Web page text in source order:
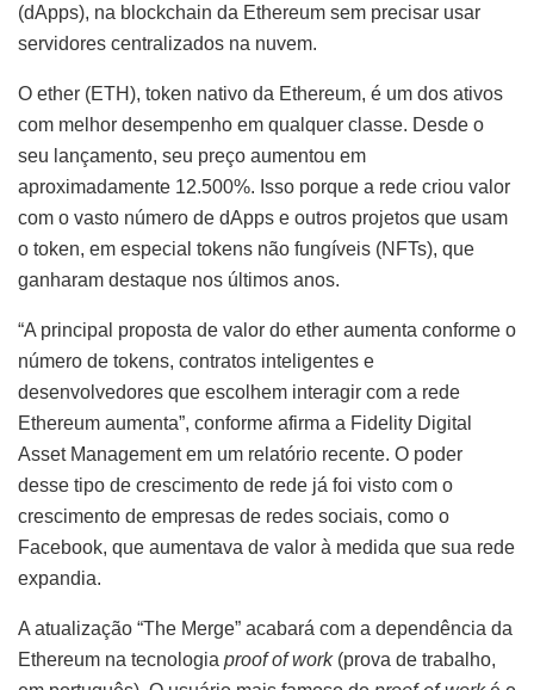
(dApps), na blockchain da Ethereum sem precisar usar
servidores centralizados na nuvem.
O ether (ETH), token nativo da Ethereum, é um dos ativos
com melhor desempenho em qualquer classe. Desde o
seu lançamento, seu preço aumentou em
aproximadamente 12.500%. Isso porque a rede criou valor
com o vasto número de dApps e outros projetos que usam
o token, em especial tokens não fungíveis (NFTs), que
ganharam destaque nos últimos anos.
“A principal proposta de valor do ether aumenta conforme o
número de tokens, contratos inteligentes e
desenvolvedores que escolhem interagir com a rede
Ethereum aumenta”, conforme afirma a Fidelity Digital
Asset Management em um relatório recente. O poder
desse tipo de crescimento de rede já foi visto com o
crescimento de empresas de redes sociais, como o
Facebook, que aumentava de valor à medida que sua rede
expandia.
A atualização “The Merge” acabará com a dependência da
Ethereum na tecnologia proof of work(prova de trabalho,